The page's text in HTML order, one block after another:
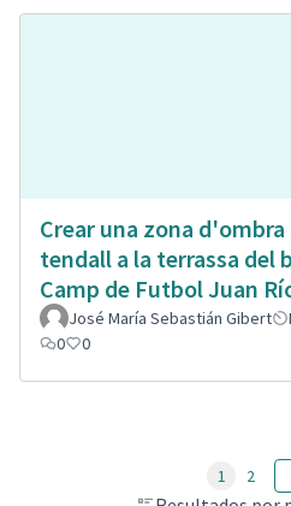
Crear una zona d'ombra
tendall a la terrassa del
Camp de Futbol Juan
José María Sebastián Gibert
0
0
1 2